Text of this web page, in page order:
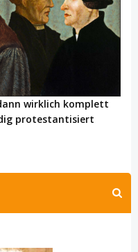
wirklich komplett
protestantisiert